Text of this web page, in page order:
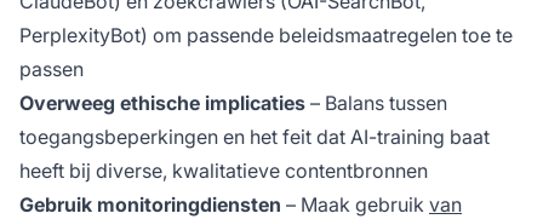
PerplexityBot) om passende beleidsmaatregelen toe te
passen
Overweeg ethische implicaties – Balans tussen
toegangsbeperkingen en het feit dat AI-training baat
heeft bij diverse, kwalitatieve contentbronnen
Gebruik monitoringdiensten – Maak gebruik van